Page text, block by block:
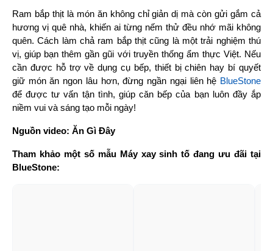
Ram bắp thịt là món ăn không chỉ giản dị mà còn gửi gắm cả
hương vị quê nhà, khiến ai từng nếm thử đều nhớ mãi không
quên. Cách làm chả ram bắp thịt cũng là một trải nghiệm thú
vị, giúp bạn thêm gần gũi với truyền thống ẩm thực Việt. Nếu
cần được hỗ trợ về dụng cụ bếp, thiết bị chiên hay bí quyết
giữ món ăn ngon lâu hơn, đừng ngần ngại liên hệ
để được tư vấn tận tình, giúp căn bếp của bạn luôn đầy ắp
niềm vui và sáng tạo mỗi ngày!
Nguồn video: Ăn Gì Đây
Tham khảo một số mẫu Máy xay sinh tố đang ưu đãi tại
BlueStone: